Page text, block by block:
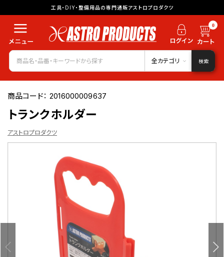
工具・DIY・整備用品の専門通販アストロプロダクツ
0
全カテゴリ 検索
商品コード：2016000009637
トランクホルダー
アストロプロダクツ